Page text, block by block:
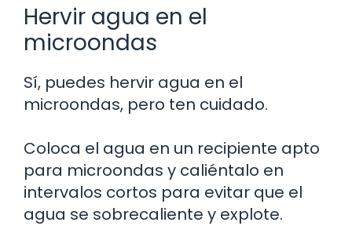
Hervir agua en el
microondas
Sí, puedes hervir agua en el
microondas, pero ten cuidado.
Coloca el agua en un recipiente apto
para microondas y caliéntalo en
intervalos cortos para evitar que el
agua se sobrecaliente y explote.